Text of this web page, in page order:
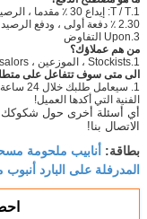
1.T / T: إيداع 30 ٪ مقدما ، الرصيد 70 ٪ تدفع قبل الشحن
2.30 ٪ دفعة أولى ، ودفع الرصيد 70 ٪ ضد L / C في الافق
3.Upon التفاوض
من هم عملاؤك؟
1.Stockists ، الموزعين ، Wholesalors ، وكلاء ، التجار ، المستخدمين النهائيين ، الخ
الى متى سوف تتفاعل على
1.
الفنية التي أكدها العميل!
أي أسئلة أخرى حول شكوكك ،
الاتصال بنا!
بطاقة: أنابيب ملحومة
المدرفلة على البارد